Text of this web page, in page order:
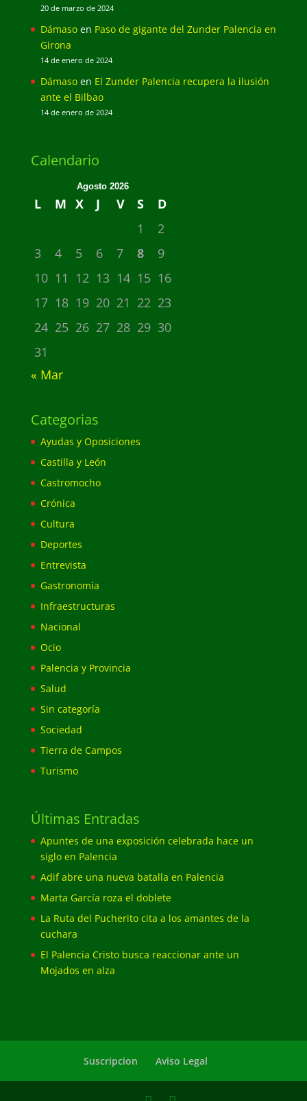
20 de marzo de 2024
Dámasoen Paso de gigante del Zunder Palencia en
Girona
14 de enero de 2024
Dámasoen El Zunder Palencia recupera la ilusión
ante el Bilbao
14 de enero de 2024
Calendario
Agosto 2026
L M X J V S
D
1
2
3
4 5 6 7 8
9
10 11 12 13 14 15 16
17 18 19 20 21 22 23
24 25 26 27 28 29 30
31
« Mar
Categorias
Ayudas y Oposiciones
Castilla y León
Castromocho
Crónica
Cultura
Deportes
Entrevista
Gastronomía
Infraestructuras
Nacional
Ocio
Palencia y Provincia
Salud
Sin categoría
Sociedad
Tierra de Campos
Turismo
Últimas Entradas
Apuntes de una exposición celebrada hace un
siglo en Palencia
Adif abre una nueva batalla en Palencia
Marta García roza el doblete
La Ruta del Pucherito cita a los amantes de la
cuchara
El Palencia Cristo busca reaccionar ante un
Mojados en alza
Suscripcion Aviso Legal